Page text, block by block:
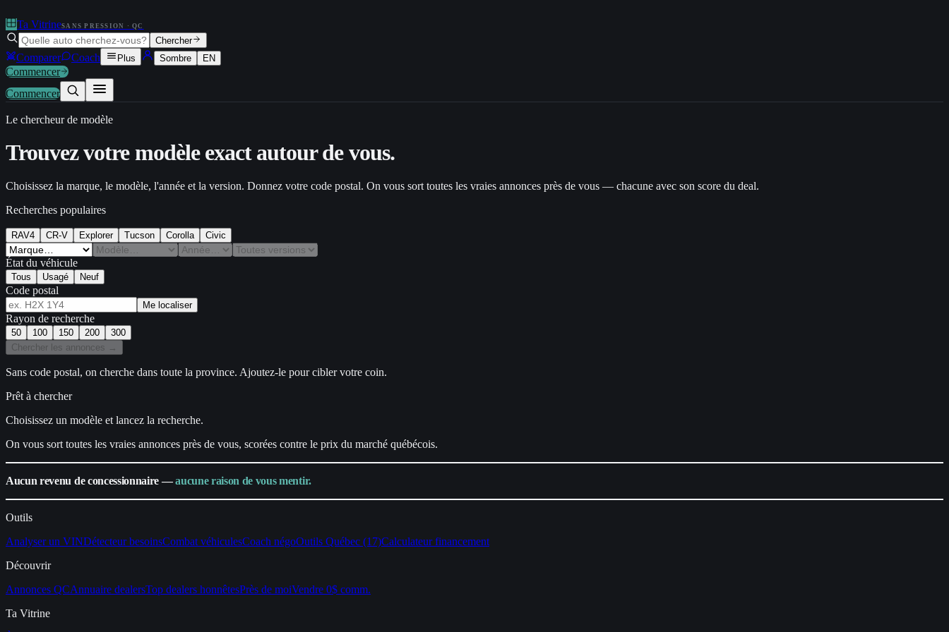
Ta VitrineSANS PRESSION · QC
Chercher
Comparer Coach Plus Sombre EN
Commencer
Commencer
Le chercheur de modèle
Trouvez votre modèle exact autour de vous.
Choisissez la marque, le modèle, l'année et la version. Donnez votre code postal. On vous sort toutes les vraies annonces près de vous — chacune avec son score du deal.
Recherches populaires
RAV4 CR-V Explorer Tucson Corolla Civic
État du véhicule
Tous Usagé Neuf
Code postal
Me localiser
Rayon de recherche
50 100 150 200
300
Chercher les annonces →
Sans code postal, on cherche dans toute la province. Ajoutez-le pour cibler votre coin.
Prêt à chercher
Choisissez un modèle et lancez la recherche.
On vous sort toutes les vraies annonces près de vous, scorées contre le prix du marché québécois.
Aucun revenu de concessionnaire — aucune raison de vous mentir.
Outils
Analyser un VINDétecteur besoinsCombat véhiculesCoach négoOutils Québec (17)Calculateur financement
Découvrir
Annonces QCAnnuaire dealersTop dealers honnêtesPrès de moiVendre 0$ comm.
Ta Vitrine